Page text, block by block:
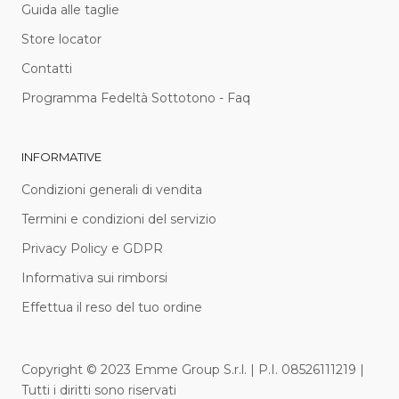
Guida alle taglie
Store locator
Contatti
Programma Fedeltà Sottotono - Faq
INFORMATIVE
Condizioni generali di vendita
Termini e condizioni del servizio
Privacy Policy e GDPR
Informativa sui rimborsi
Effettua il reso del tuo ordine
Copyright © 2023 Emme Group S.r.l. | P.I. 08526111219 |
Tutti i diritti sono riservati